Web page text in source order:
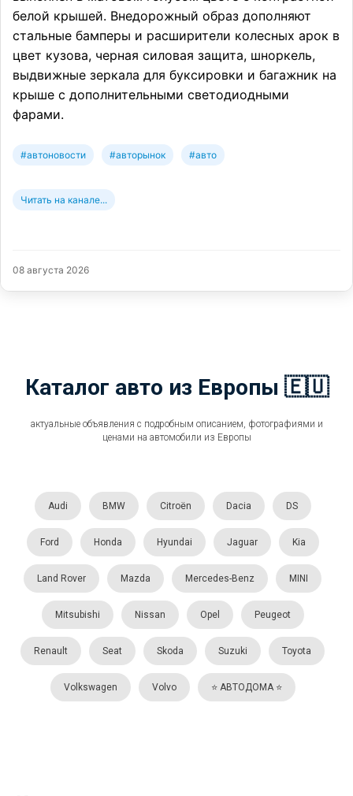
белой крышей. Внедорожный образ дополняют
стальные бамперы и расширители колесных арок в
цвет кузова, черная силовая защита, шноркель,
выдвижные зеркала для буксировки и багажник на
крыше с дополнительными светодиодными
фарами.
#автоновости #авторынок #авто
Читать на канале...
08 августа 2026
Каталог авто из Европы 🇪🇺
актуальные объявления с подробным описанием, фотографиями и
ценами на автомобили из Европы
Audi BMW Citroën Dacia DS
Ford Honda Hyundai Jaguar Kia
Land Rover Mazda Mercedes-Benz MINI
Mitsubishi Nissan Opel Peugeot
Renault Seat Skoda Suzuki Toyota
Volkswagen Volvo ⭐️ АВТОДОМА ⭐️